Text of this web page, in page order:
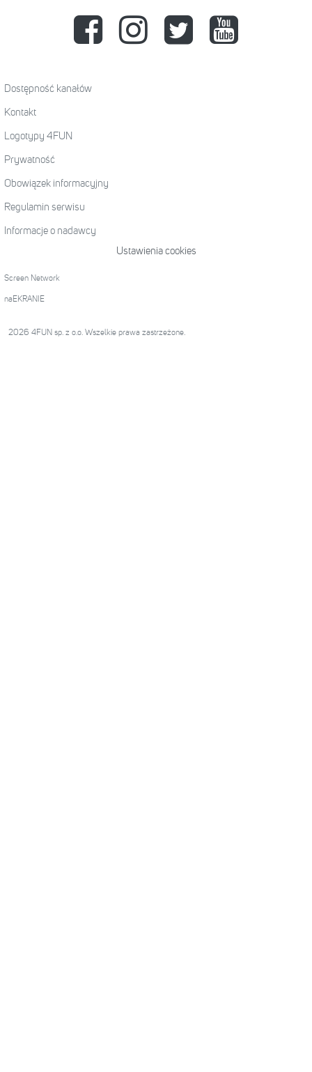
Dostępność kanałów
Kontakt
Logotypy 4FUN
Prywatność
Obowiązek informacyjny
Regulamin serwisu
Informacje o nadawcy
Ustawienia cookies
Screen Network
naEKRANIE
2026 4FUN sp. z o.o. Wszelkie prawa zastrzeżone.